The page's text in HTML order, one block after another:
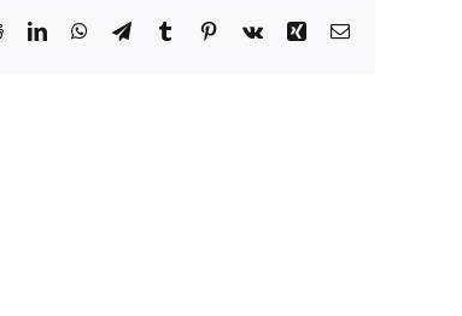
RedditLinkedInWhatsApp
TelegramTumblrPinterest
Vk Xing Correo